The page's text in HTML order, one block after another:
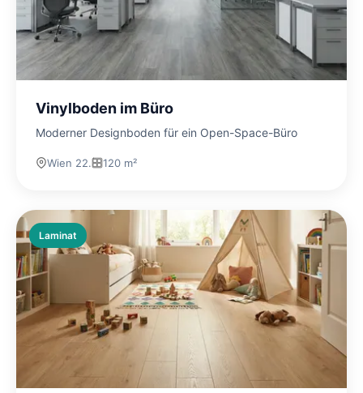
Vinylboden im Büro
Moderner Designboden für ein Open-Space-Büro
Wien 22. 120 m²
Laminat